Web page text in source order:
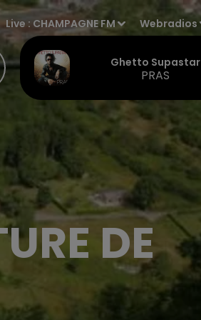
Live : CHAMPAGNE FM Webradios
Ghetto Supastar
PRAS
DE